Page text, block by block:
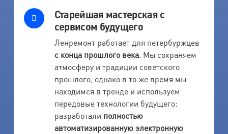
Старейшая мастерская с
сервисом будущего
Ленремонт работает для петербуржцев
с конца прошлого века. Мы сохраняем
атмосферу и традиции советского
прошлого, однако в то же время мы
находимся в тренде и используем
передовые технологии будущего:
разработали полностью
автоматизированную электронную